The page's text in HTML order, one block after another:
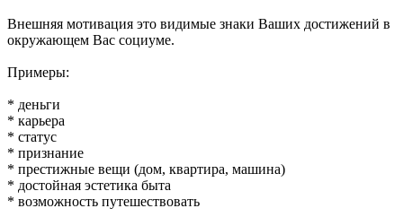
Внешняя мотивация это видимые знаки Ваших достижений в
окружающем Вас социуме.
Примеры:
* деньги
* карьера
* статус
* признание
* престижные вещи (дом, квартира, машина)
* достойная эстетика быта
* возможность путешествовать